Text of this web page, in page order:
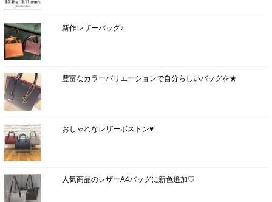
新作レザーバッグ♪
豊富なカラーバリエーションで自分らしいバッグを★
おしゃれなレザーボストン♥
人気商品のレザーA4バッグに新色追加♡